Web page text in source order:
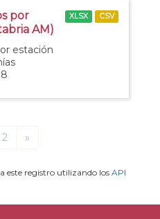
por
AM)
estación
XLSX CSV
2 »
este registro utilizando los API